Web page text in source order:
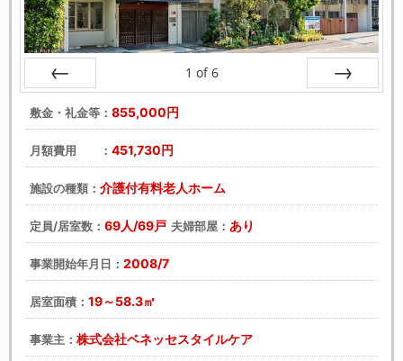
戻る
1 of 6
敷金・礼金等： 855,000円
月額費用 ： 451,730円
施設の種類： 介護付有料老人ホーム
定員/居室数： 69人/69戸 夫婦部屋： あり
事業開始年月日： 2008/7
居室面積： 19～58.3㎡
事業主： 株式会社ベネッセスタイルケア